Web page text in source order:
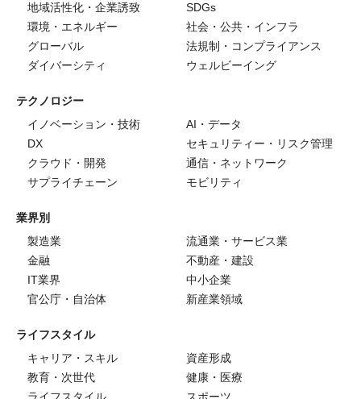
地域活性化・企業誘致
SDGs
環境・エネルギー
社会・公共・インフラ
グローバル
法規制・コンプライアンス
ダイバーシティ
ウェルビーイング
テクノロジー
イノベーション・技術
AI・データ
DX
セキュリティー・リスク管理
クラウド・開発
通信・ネットワーク
サプライチェーン
モビリティ
業界別
製造業
流通業・サービス業
金融
不動産・建設
IT業界
中小企業
官公庁・自治体
新産業領域
ライフスタイル
キャリア・スキル
資産形成
教育・次世代
健康・医療